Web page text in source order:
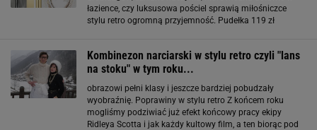
łazience, czy luksusowa pościel sprawią miłośniczce
stylu retro ogromną przyjemność. Pudełka 119 zł
Kombinezon narciarski w stylu retro czyli "lans
na stoku" w tym roku...
obrazowi pełni klasy i jeszcze bardziej pobudzały
wyobraźnię. Poprawiny w stylu retro Z końcem roku
mogliśmy podziwiać już efekt końcowy pracy ekipy
Ridleya Scotta i jak każdy kultowy film, a ten biorąc pod